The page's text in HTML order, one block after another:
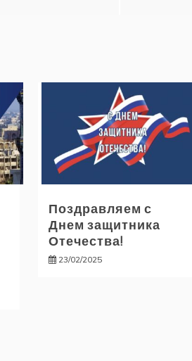
Поздравляем с
Днем защитника
Отечества!
23/02/2025